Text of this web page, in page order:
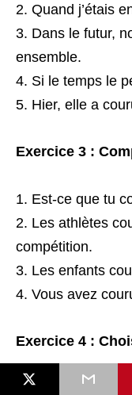
Quand j’étais
Dans le futur,
ensemble.
Si le temps le
Hier, elle a
Exercice 3 :
Est-ce que tu
Les athlètes
compétition.
Les enfants
Vous avez
Exercice 4 :
Le champion